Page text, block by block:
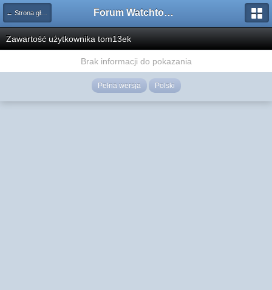
← Strona główna Forum Watchtower
Zawartość użytkownika tom13ek
Brak informacji do pokazania
Pełna wersja Polski